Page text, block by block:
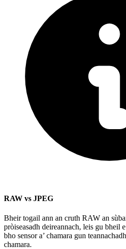
RAW vs JPEG
Bheir togail ann an cruth RAW an
pròiseasadh deireannach, leis gu bheil
bho sensor a’ chamara gun
chamara.